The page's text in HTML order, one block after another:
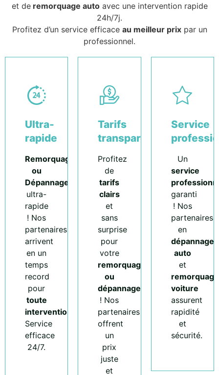
et deremorquage autoavec une intervention rapide
24h/7j.
Profitez d’un service efficace au meilleur prixpar un
professionnel.
Ultra-
rapide
Remorquage
ou
Dépannage
ultra-
rapide
! Nos
partenaires
arrivent
en un
temps
record
pour
toute
intervention
Service
efficace
24/7.
Tarifs
transparents
Profitez
de
tarifs
clairs
et
sans
surprise
pour
votre
remorquage
ou
dépannage
! Nos
partenaires
offrent
un
prix
juste
et
Service
Un
service
garanti
! Nos
partenaires
en
dépannage
auto
et
remorquage
voiture
assurent
rapidité
et
sécurité.